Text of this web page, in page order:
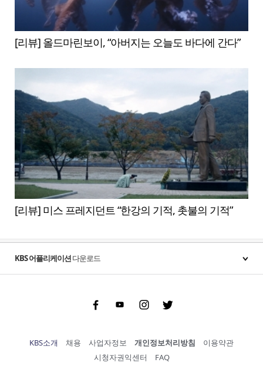
[리뷰] 올드마린보이, “아버지는 오늘도 바다에 간다”
[리뷰] 미스 프레지던트 “한강의 기적, 촛불의 기적”
KBS 어플리케이션다운로드
FacebookYoutubeInstgram Twitter
KBS소개 채용 사업자정보 개인정보처리방침
이용약관
시청자권익센터
FAQ